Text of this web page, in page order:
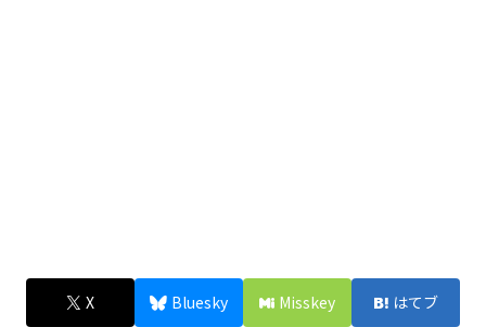
X Bluesky Misskey はてブ